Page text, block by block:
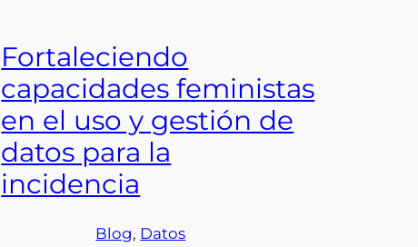
Fortaleciendo
capacidades feministas
en el uso y gestión de
datos para la
incidencia
Blog, Datos